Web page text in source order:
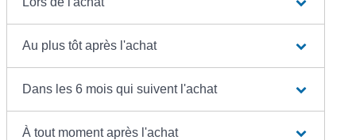
Au plus tôt après l'achat
Dans les 6 mois qui suivent l'achat
À tout moment après l'achat